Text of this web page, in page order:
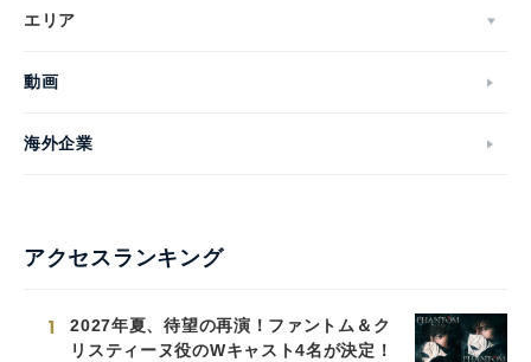
エリア
動画
海外企業
アクセスランキング
1
2027年夏、待望の再演！ファントム＆ク
リスティーヌ役のWキャスト4名が決定！